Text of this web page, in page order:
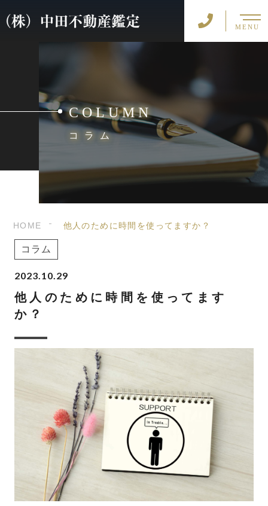
MENU
COLUMN
コラム
HOME 他人のために時間を使ってますか？
コラム
2023.10.29
他人のために時間を使ってます
か？